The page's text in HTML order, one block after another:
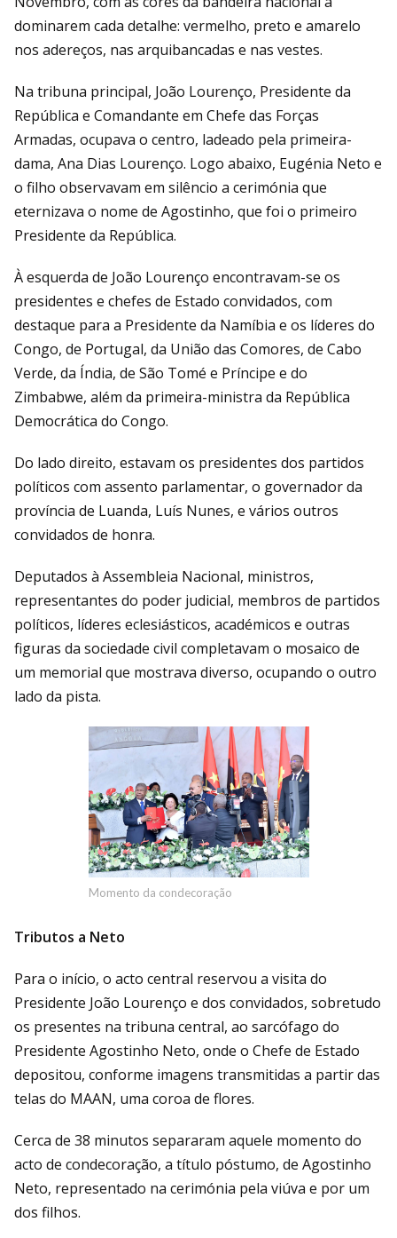
dominarem cada detalhe: vermelho, preto e amarelo
nos adereços, nas arquibancadas e nas vestes.
Na tribuna principal, João Lourenço, Presidente da
República e Comandante em Chefe das Forças
Armadas, ocupava o centro, ladeado pela primeira-
dama, Ana Dias Lourenço. Logo abaixo, Eugénia Neto e
o filho observavam em silêncio a cerimónia que
eternizava o nome de Agostinho, que foi o primeiro
Presidente da República.
À esquerda de João Lourenço encontravam-se os
presidentes e chefes de Estado convidados, com
destaque para a Presidente da Namíbia e os líderes do
Congo, de Portugal, da União das Comores, de Cabo
Verde, da Índia, de São Tomé e Príncipe e do
Zimbabwe, além da primeira-ministra da República
Democrática do Congo.
Do lado direito, estavam os presidentes dos partidos
políticos com assento parlamentar, o governador da
província de Luanda, Luís Nunes, e vários outros
convidados de honra.
Deputados à Assembleia Nacional, ministros,
representantes do poder judicial, membros de partidos
políticos, líderes eclesiásticos, académicos e outras
figuras da sociedade civil completavam o mosaico de
um memorial que mostrava diverso, ocupando o outro
lado da pista.
Momento da condecoração
Tributos a Neto
Para o início, o acto central reservou a visita do
Presidente João Lourenço e dos convidados, sobretudo
os presentes na tribuna central, ao sarcófago do
Presidente Agostinho Neto, onde o Chefe de Estado
depositou, conforme imagens transmitidas a partir das
telas do MAAN, uma coroa de flores.
Cerca de 38 minutos separaram aquele momento do
acto de condecoração, a título póstumo, de Agostinho
Neto, representado na cerimónia pela viúva e por um
dos filhos.